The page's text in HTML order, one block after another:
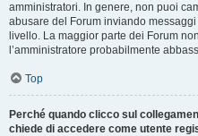
amministratori. In genere, non puoi
abusare del Forum inviando
livello. La maggior parte dei Forum
l’amministratore probabilmente
Top
Perché quando clicco sul
chiede di accedere come utente